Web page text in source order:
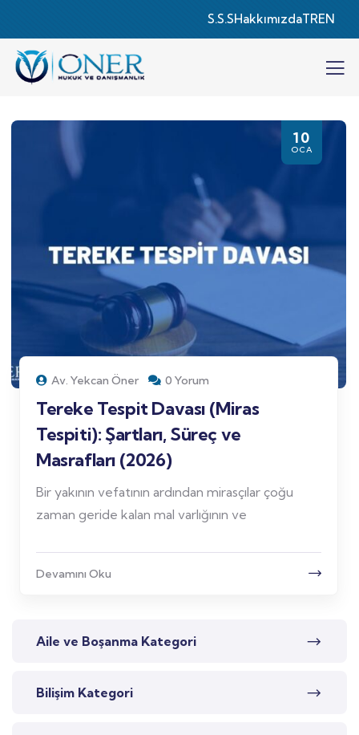
S.S.SHakkımızdaTREN
10
OCA
Av. Yekcan Öner 0 Yorum
Tereke Tespit Davası (Miras
Tespiti): Şartları, Süreç ve
Masrafları (2026)
Bir yakının vefatının ardından mirasçılar çoğu
zaman geride kalan mal varlığının ve
Devamını Oku
Aile ve Boşanma Kategori
Bilişim Kategori